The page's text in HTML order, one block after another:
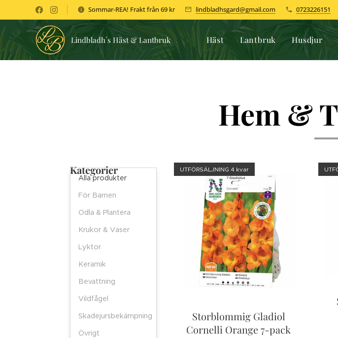
Sommar-REA! Frakt från 69 kr lindbladhsgard@gmail.com 0723226151
Lindbladh´s Häst & Lantbruk Häst Lantbruk Husdjur
Hem &
Kategorier
Alla produkter
För Barnen
Odla & Plantera
Krukor & Vaser
Lyktor
Keramik
Bevattning
Vildfågel
Skadejursbekämpning
Övrigt
Storblommig Gladiol
Cornelli Orange 7-pack
UTFÖRSÄLJNING 4 kvar